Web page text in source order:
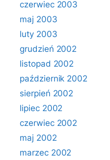
czerwiec 2003
maj 2003
luty 2003
grudzień 2002
listopad 2002
październik 2002
sierpień 2002
lipiec 2002
czerwiec 2002
maj 2002
marzec 2002